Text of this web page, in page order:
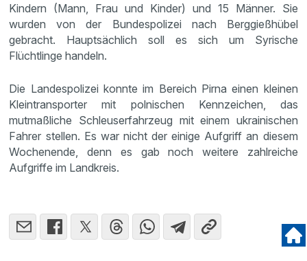
Kindern (Mann, Frau und Kinder) und 15 Männer. Sie
wurden von der Bundespolizei nach Berggießhübel
gebracht. Hauptsächlich soll es sich um Syrische
Flüchtlinge handeln.
Die Landespolizei konnte im Bereich Pirna einen kleinen
Kleintransporter mit polnischen Kennzeichen, das
mutmaßliche Schleuserfahrzeug mit einem ukrainischen
Fahrer stellen. Es war nicht der einige Aufgriff an diesem
Wochenende, denn es gab noch weitere zahlreiche
Aufgriffe im Landkreis.